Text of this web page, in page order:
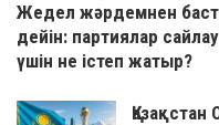
Жедел жәрдемнен
дейін: партиялар
үшін не істеп жатыр?